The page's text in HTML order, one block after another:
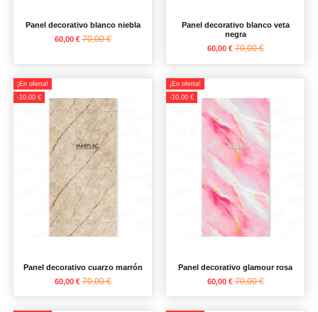
Panel decorativo blanco niebla
60,00 €70,00 €
Panel decorativo blanco veta
negra
60,00 €70,00 €
¡En oferta!
-10,00 €
Panel decorativo cuarzo marrón
60,00 €70,00 €
¡En oferta!
-10,00 €
Panel decorativo glamour rosa
60,00 €70,00 €